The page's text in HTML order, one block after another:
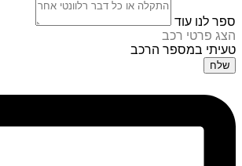
ספר לנו עוד
הצג פרטי רכב
טעיתי במספר הרכב
שלח